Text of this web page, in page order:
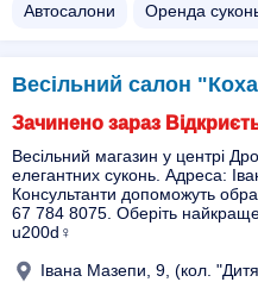
Автосалони Оренда
Весільний салон
Зачинено зараз
Весільний магазин у центрі
елегантних суконь. Адреса:
Консультанти допоможуть
67 784 8075. Оберіть
u200d♀️
Івана Мазепи, 9, (кол.